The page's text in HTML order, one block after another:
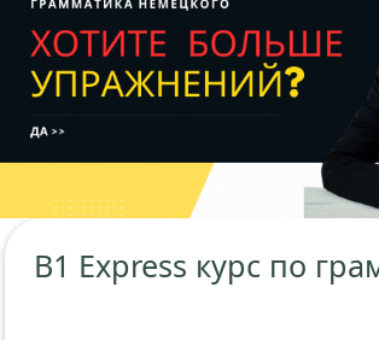
B1 Express курс по